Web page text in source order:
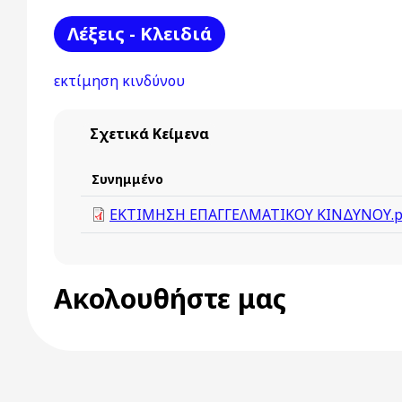
Λέξεις - Κλειδιά
εκτίμηση κινδύνου
Σχετικά Κείμενα
Συνημμένο
ΕΚΤΙΜΗΣΗ ΕΠΑΓΓΕΛΜΑΤΙΚΟΥ
Ακολουθήστε μας